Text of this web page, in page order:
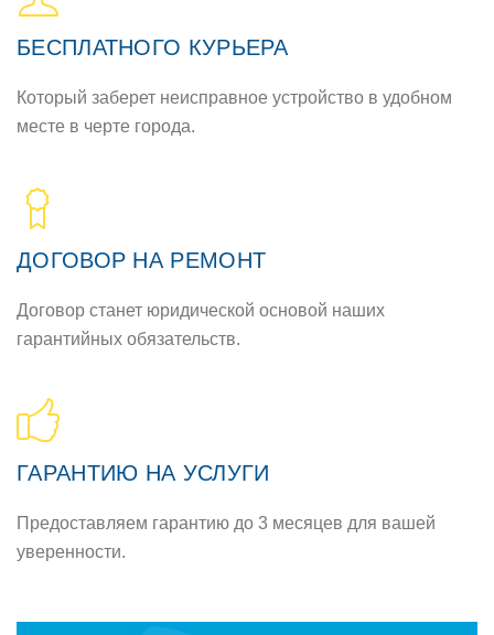
БЕСПЛАТНОГО КУРЬЕРА
Который заберет неисправное устройство в удобном
месте в черте города.
ДОГОВОР НА РЕМОНТ
Договор станет юридической основой наших
гарантийных обязательств.
ГАРАНТИЮ НА УСЛУГИ
Предоставляем гарантию до 3 месяцев для вашей
уверенности.